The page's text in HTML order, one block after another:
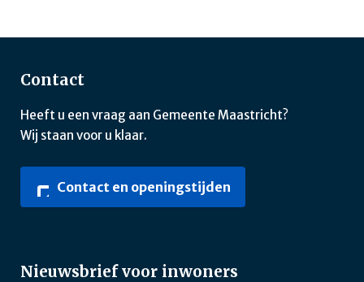
Contact
Heeft u een vraag aan Gemeente Maastricht?
Wij staan voor u klaar.
Contact en openingstijden
Nieuwsbrief voor inwoners